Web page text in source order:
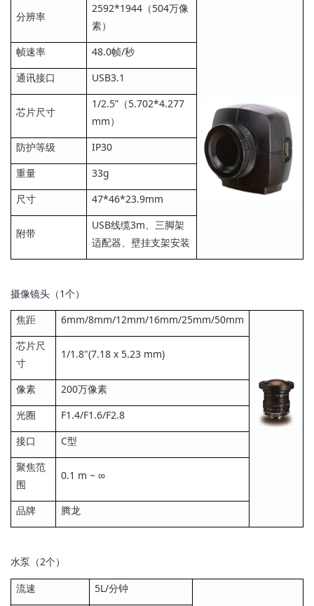
分辨率
2592*1944（504万像
素）
帧速率
48.0帧/秒
通讯接口
USB3.1
芯片尺寸
1/2.5”（5.702*4.277
mm）
防护等级
IP30
重量
33g
尺寸
47*46*23.9mm
附带
USB线缆3m、三脚架
适配器、壁挂支架安装
摄像镜头（1个）
焦距
6mm/8mm/12mm/16mm/25mm/50mm
芯片尺
寸
1/1.8"(7.18 x 5.23 mm)
像素
200万像素
光圈
F1.4/F1.6/F2.8
接口
C型
聚焦范
围
0.1 m ~ ∞
品牌 腾龙
水泵（2个）
流速
5L/分钟